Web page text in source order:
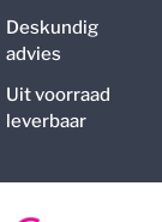
Deskundig
advies
Uit voorraad
leverbaar